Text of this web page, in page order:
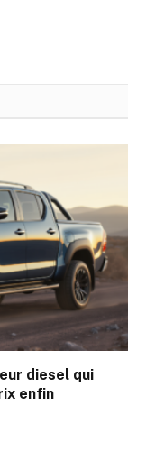
diesel qui
enfin